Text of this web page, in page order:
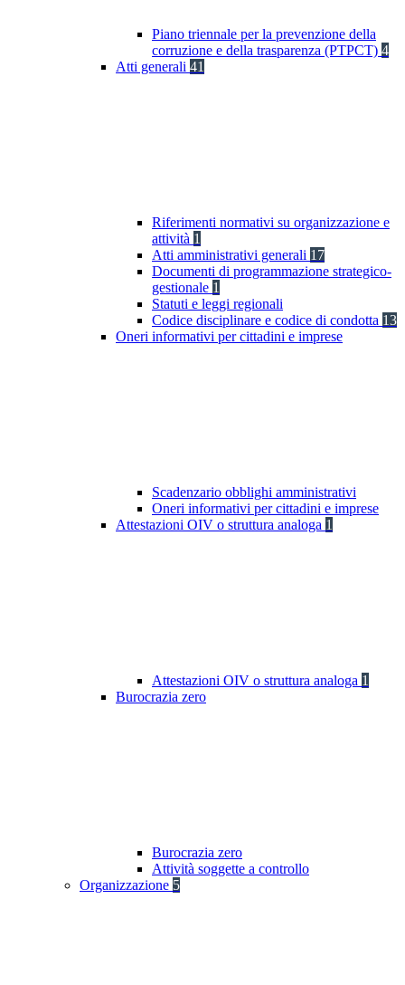
Piano triennale per la prevenzione della
corruzione e della trasparenza (PTPCT) 4
Atti generali 41
Riferimenti normativi su organizzazione e
attività 1
Atti amministrativi generali 17
Documenti di programmazione strategico-
gestionale 1
Statuti e leggi regionali
Codice disciplinare e codice di condotta 13
Oneri informativi per cittadini e imprese
Scadenzario obblighi amministrativi
Oneri informativi per cittadini e imprese
Attestazioni OIV o struttura analoga 1
Attestazioni OIV o struttura analoga 1
Burocrazia zero
Burocrazia zero
Attività soggette a controllo
Organizzazione 5